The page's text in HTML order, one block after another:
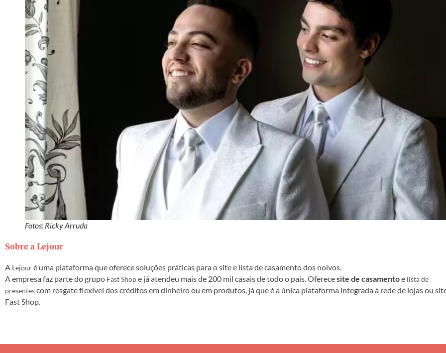
Fotos: Ricky Arruda
Sobre a Lejour
A Lejouré uma plataforma que oferece soluções práticas para o site e lista de casamento dos noivos.
A empresa faz parte do grupo Fast Shope já atendeu mais de 200 mil casais de todo o país. Oferecesite de casamentoe lista de
presentescom resgate flexível dos créditos em dinheiro ou em produtos, já que é a única plataforma integrada à rede de lojas ou
Fast Shop.